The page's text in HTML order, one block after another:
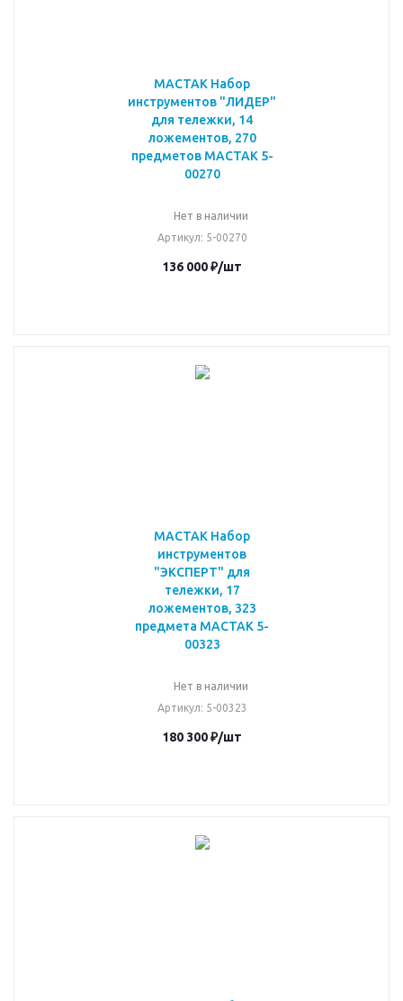
МАСТАК Набор
инструментов "ЛИДЕР"
для тележки, 14
ложементов, 270
предметов МАСТАК 5-
00270
Нет в наличии
Артикул: 5-00270
136 000₽/шт
МАСТАК Набор
инструментов
"ЭКСПЕРТ" для
тележки, 17
ложементов, 323
предмета МАСТАК 5-
00323
Нет в наличии
Артикул: 5-00323
180 300₽/шт